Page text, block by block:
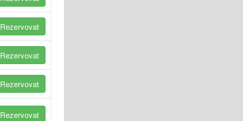
Rezervovat
Rezervovat
Rezervovat
Rezervovat